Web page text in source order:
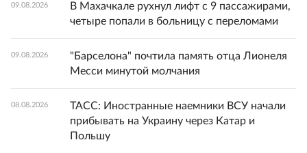
09.08.2026
В Махачкале рухнул лифт с 9 пассажирами,
четыре попали в больницу с переломами
09.08.2026
"Барселона" почтила память отца Лионеля
Месси минутой молчания
08.08.2026
ТАСС: Иностранные наемники ВСУ начали
прибывать на Украину через Катар и
Польшу